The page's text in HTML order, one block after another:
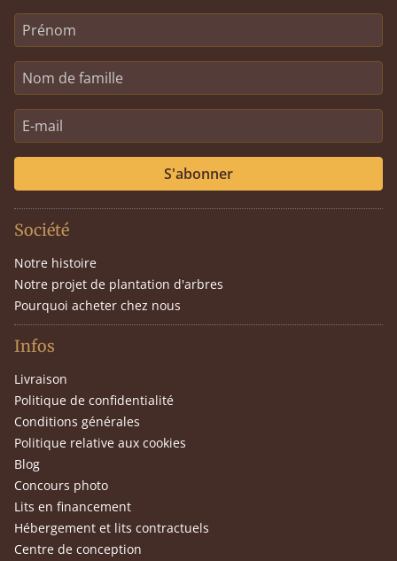
S'abonner
Société
Notre histoire
Notre projet de plantation d'arbres
Pourquoi acheter chez nous
Infos
Livraison
Politique de confidentialité
Conditions générales
Politique relative aux cookies
Blog
Concours photo
Lits en financement
Hébergement et lits contractuels
Centre de conception